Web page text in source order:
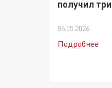
получил
06.05.2026
Подробнее